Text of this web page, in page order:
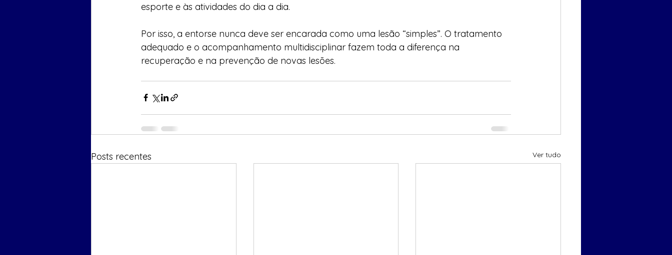
esporte e às atividades do dia a dia.
Por isso, a entorse nunca deve ser encarada como uma lesão “simples”. O tratamento
adequado e o acompanhamento multidisciplinar fazem toda a diferença na
recuperação e na prevenção de novas lesões.
Posts recentes Ver tudo